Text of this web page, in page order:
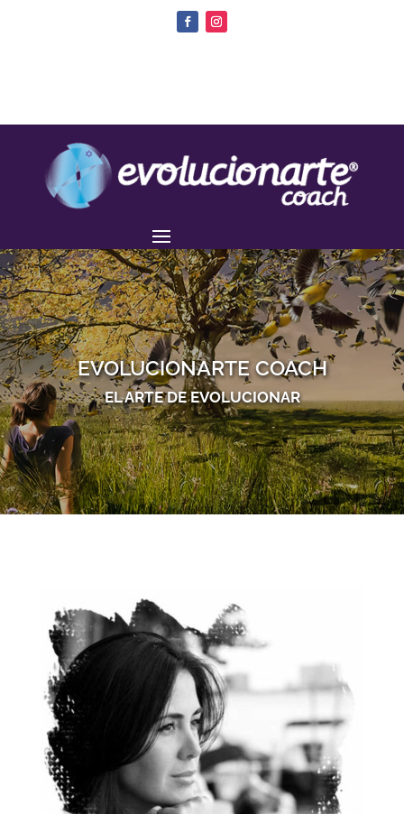
EVOLUCIONARTE COACH
EL ARTE DE EVOLUCIONAR